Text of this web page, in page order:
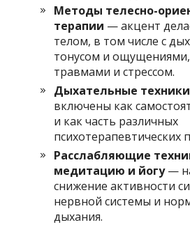
Методы телесно-
терапии — акцент
телом, в том числе с
тонусом и ощущениями,
травмами и стрессом.
Дыхательные
включены как
и как часть различных
психотерапевтических
Расслабляющие
медитацию и йогу—
снижение активности
нервной системы и
дыхания.